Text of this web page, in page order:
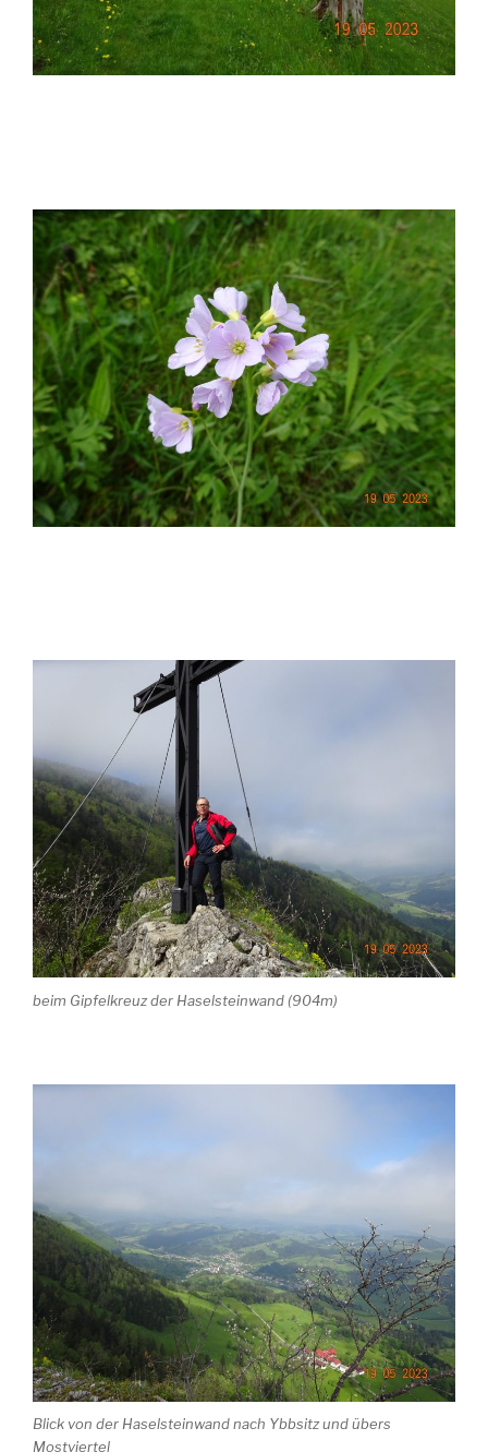
beim Gipfelkreuz der Haselsteinwand (904m)
Blick von der Haselsteinwand nach Ybbsitz und übers
Mostviertel